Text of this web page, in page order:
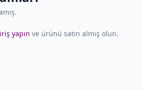
yapın ve ürünü satın almış olun.